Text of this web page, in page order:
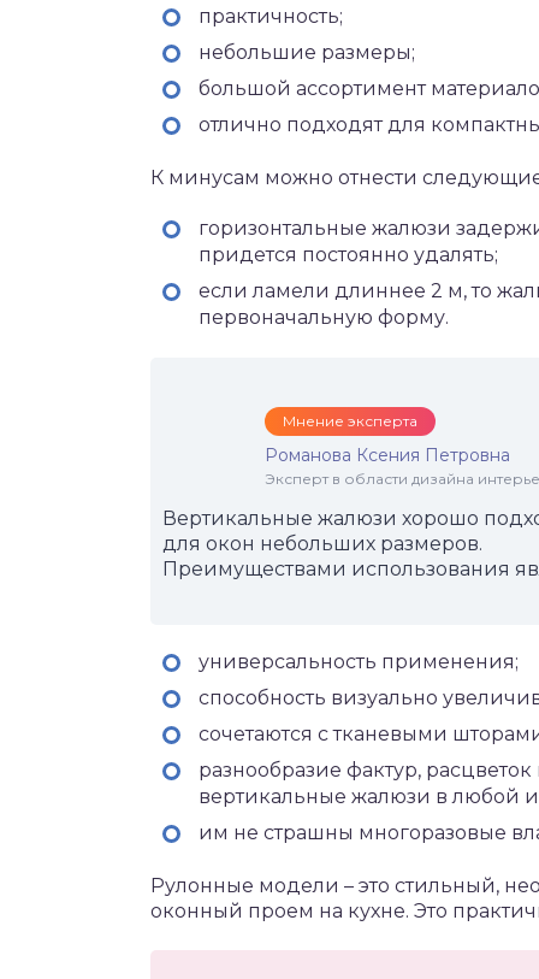
практичность;
небольшие размеры;
большой ассортимент
отлично подходят для
К минусам можно отнести
горизонтальные жалюзи
придется постоянно удалять;
если ламели длиннее 2 м, то
первоначальную форму.
Мнение эксперта
Романова Ксения Петровна
Эксперт в области дизайна
Вертикальные жалюзи хорошо
для окон небольших размеров.
Преимуществами использования
универсальность применения;
способность визуально
сочетаются с тканевыми
разнообразие фактур,
вертикальные жалюзи в любой
им не страшны многоразовые
Рулонные модели – это стильный,
оконный проем на кухне. Это